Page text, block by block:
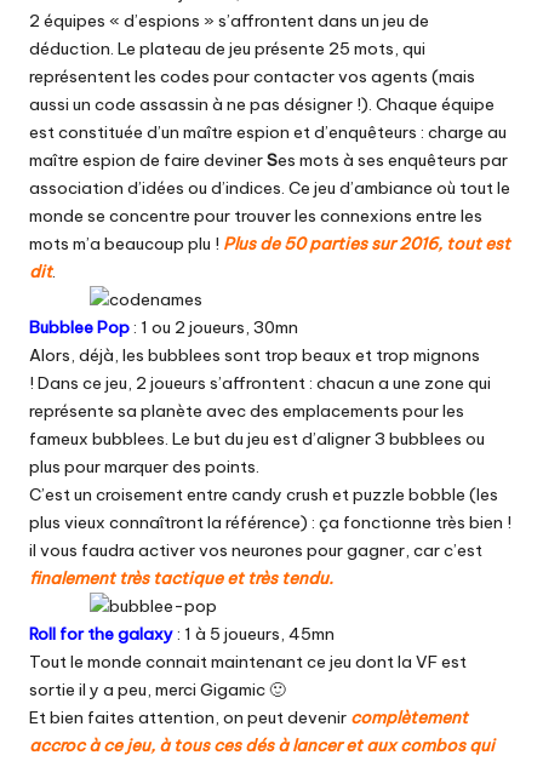
2 équipes « d’espions » s’affrontent dans un jeu de
déduction. Le plateau de jeu présente 25 mots, qui
représentent les codes pour contacter vos agents (mais
aussi un code assassin à ne pas désigner !). Chaque équipe
est constituée d’un maître espion et d’enquêteurs : charge au
maître espion de faire devinerSes mots à ses enquêteurs par
association d’idées ou d’indices. Ce jeu d’ambiance où tout le
monde se concentre pour trouver les connexions entre les
mots m’a beaucoup plu ! Plus de 50 parties sur 2016, tout est
dit.
Bubblee Pop: 1 ou 2 joueurs, 30mn
Alors, déjà, les bubblees sont trop beaux et trop mignons
! Dans ce jeu, 2 joueurs s’affrontent : chacun a une zone qui
représente sa planète avec des emplacements pour les
fameux bubblees. Le but du jeu est d’aligner 3 bubblees ou
plus pour marquer des points.
C’est un croisement entre candy crush et puzzle bobble (les
plus vieux connaîtront la référence) : ça fonctionne très bien !
il vous faudra activer vos neurones pour gagner, car c’est
finalement très tactique et très tendu.
Roll for the galaxy: 1 à 5 joueurs, 45mn
Tout le monde connait maintenant ce jeu dont la VF est
sortie il y a peu, merci Gigamic 🙂
Et bien faites attention, on peut devenir complètement
accroc à ce jeu, à tous ces dés à lancer et aux combos qui